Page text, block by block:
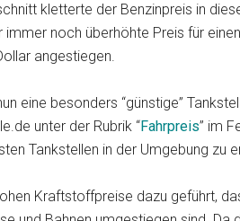
kletterte der Benzinpreis in
immer noch überhöhte Preis für
angestiegen.
eine besonders “günstige”
unter der Rubrik “Fahrpreis” im
Tankstellen in der Umgebung zu
Kraftstoffpreise dazu geführt,